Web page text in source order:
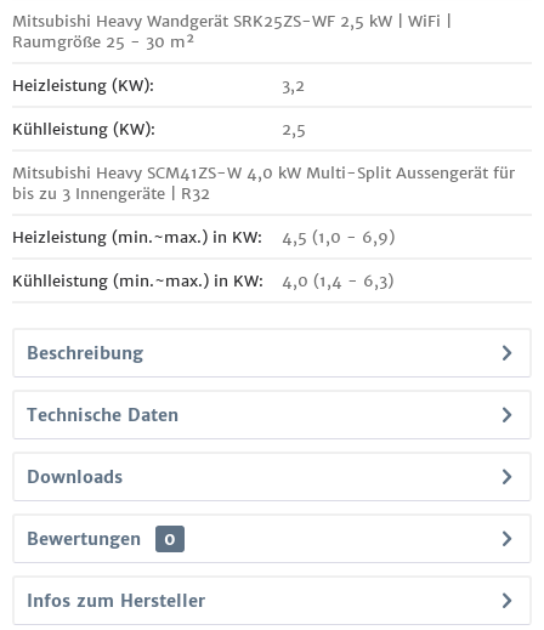
Mitsubishi Heavy Wandgerät SRK25ZS-WF 2,5 kW | WiFi |
Raumgröße 25 - 30 m²
Heizleistung (KW): 3,2
Kühlleistung (KW): 2,5
Mitsubishi Heavy SCM41ZS-W 4,0 kW Multi-Split Aussengerät für
bis zu 3 Innengeräte | R32
Heizleistung (min.~max.) in KW: 4,5 (1,0 - 6,9)
Kühlleistung (min.~max.) in KW: 4,0 (1,4 - 6,3)
Beschreibung
Technische Daten
Downloads
Bewertungen 0
Infos zum Hersteller